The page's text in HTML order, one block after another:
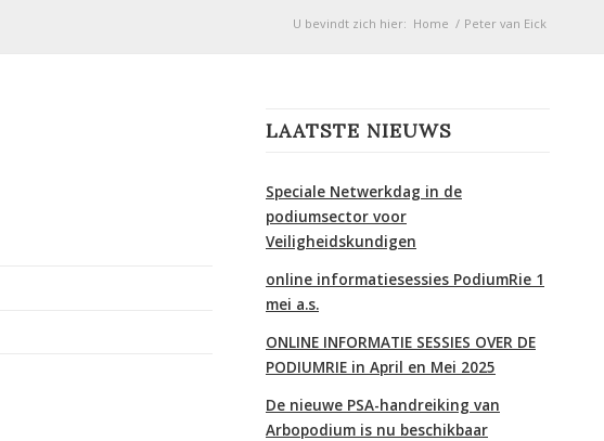
U bevindt zich hier: Home / Peter van Eick
LAATSTE NIEUWS
Speciale Netwerkdag in de
podiumsector voor
Veiligheidskundigen
online informatiesessies PodiumRie 1
mei a.s.
ONLINE INFORMATIE SESSIES OVER DE
PODIUMRIE in April en Mei 2025
De nieuwe PSA-handreiking van
Arbopodium is nu beschikbaar